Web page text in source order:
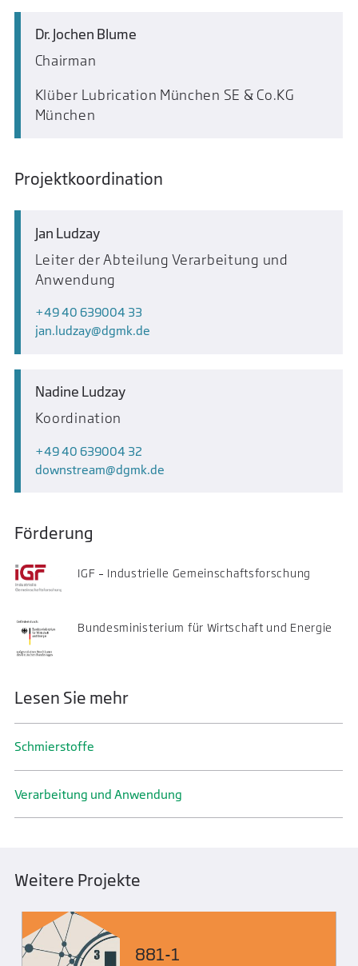
Dr. Jochen Blume
Chairman
Klüber Lubrication München SE & Co.KG
München
Projektkoordination
Jan Ludzay
Leiter der Abteilung Verarbeitung und
Anwendung
+49 40 639004 33
jan.ludzay
dgmk.de
Nadine Ludzay
Koordination
+49 40 639004 32
downstream
dgmk.de
Förderung
IGF – Industrielle Gemeinschaftsforschung
Bundesministerium für Wirtschaft und Energie
Lesen Sie mehr
Schmier­stoffe
Verarbeitung und Anwendung
Weitere Projekte
881-1